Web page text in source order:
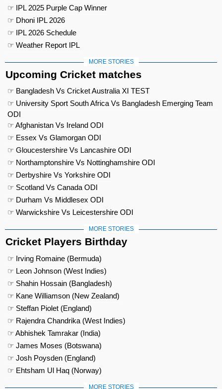
☞ IPL 2025 Purple Cap Winner
☞ Dhoni IPL 2026
☞ IPL 2026 Schedule
☞ Weather Report IPL
MORE STORIES
Upcoming Cricket matches
☞ Bangladesh Vs Cricket Australia XI TEST
☞ University Sport South Africa Vs Bangladesh Emerging Team
ODI
☞ Afghanistan Vs Ireland ODI
☞ Essex Vs Glamorgan ODI
☞ Gloucestershire Vs Lancashire ODI
☞ Northamptonshire Vs Nottinghamshire ODI
☞ Derbyshire Vs Yorkshire ODI
☞ Scotland Vs Canada ODI
☞ Durham Vs Middlesex ODI
☞ Warwickshire Vs Leicestershire ODI
MORE STORIES
Cricket Players Birthday
☞ Irving Romaine (Bermuda)
☞ Leon Johnson (West Indies)
☞ Shahin Hossain (Bangladesh)
☞ Kane Williamson (New Zealand)
☞ Steffan Piolet (England)
☞ Rajendra Chandrika (West Indies)
☞ Abhishek Tamrakar (India)
☞ James Moses (Botswana)
☞ Josh Poysden (England)
☞ Ehtsham Ul Haq (Norway)
MORE STORIES